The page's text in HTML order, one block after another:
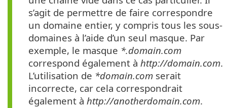
s’agit de permettre de faire correspondre
un domaine entier, y compris tous les sous-
domaines à l’aide d’un seul masque. Par
exemple, le masque *.domain.com
correspond également à http://domain.com.
L’utilisation de *domain.com serait
incorrecte, car cela correspondrait
également à http://anotherdomain.com.